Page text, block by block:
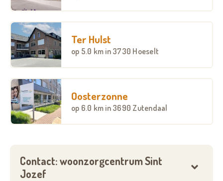
Ter Hulst
op 5.0 km in 3730 Hoeselt
Oosterzonne
op 6.0 km in 3690 Zutendaal
Contact: woonzorgcentrum Sint
Jozef